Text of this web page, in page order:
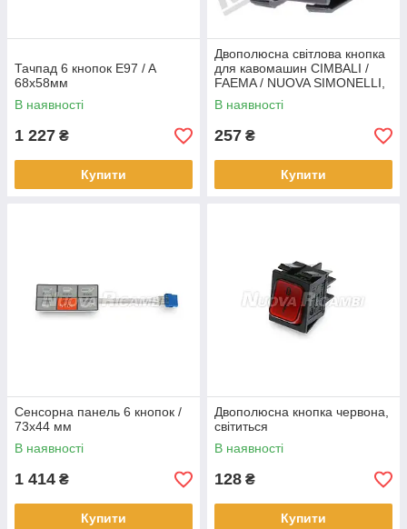
Тачпад 6 кнопок E97 / A
68x58мм
В наявності
1 227 ₴
Купити
Двополюсна світлова кнопка
для кавомашин CIMBALI /
FAEMA / NUOVA SIMONELLI,
16 А
В наявності
257 ₴
Купити
Сенсорна панель 6 кнопок /
73x44 мм
В наявності
1 414 ₴
Купити
Двополюсна кнопка червона,
світиться
В наявності
128 ₴
Купити